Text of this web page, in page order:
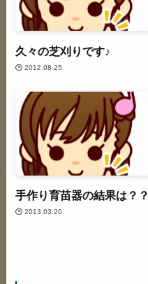
久々の芝刈りです♪
2012.08.25
手作り育苗器の結果は？？
2013.03.20